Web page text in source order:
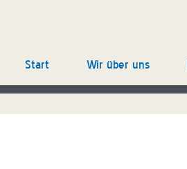
Start Wir über uns